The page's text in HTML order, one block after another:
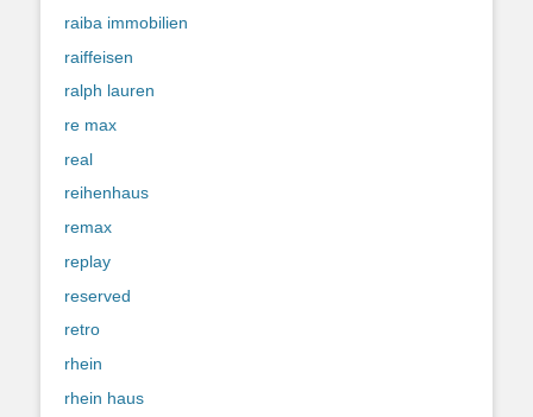
raiba immobilien
raiffeisen
ralph lauren
re max
real
reihenhaus
remax
replay
reserved
retro
rhein
rhein haus